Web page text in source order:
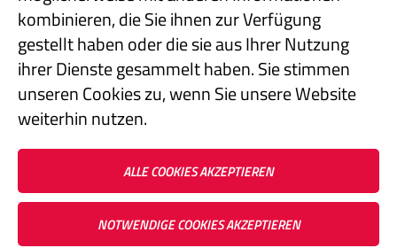
kombinieren, die Sie ihnen zur Verfügung
gestellt haben oder die sie aus Ihrer Nutzung
ihrer Dienste gesammelt haben. Sie stimmen
unseren Cookies zu, wenn Sie unsere Website
weiterhin nutzen.
ALLE COOKIES AKZEPTIEREN
NOTWENDIGE COOKIES AKZEPTIEREN
Vertreten durch Geschäftsführer Titus Lehmann
Handelsregister: HRB 3086
Ust-ID-Nr.: DE141243847
Impressum
AGB